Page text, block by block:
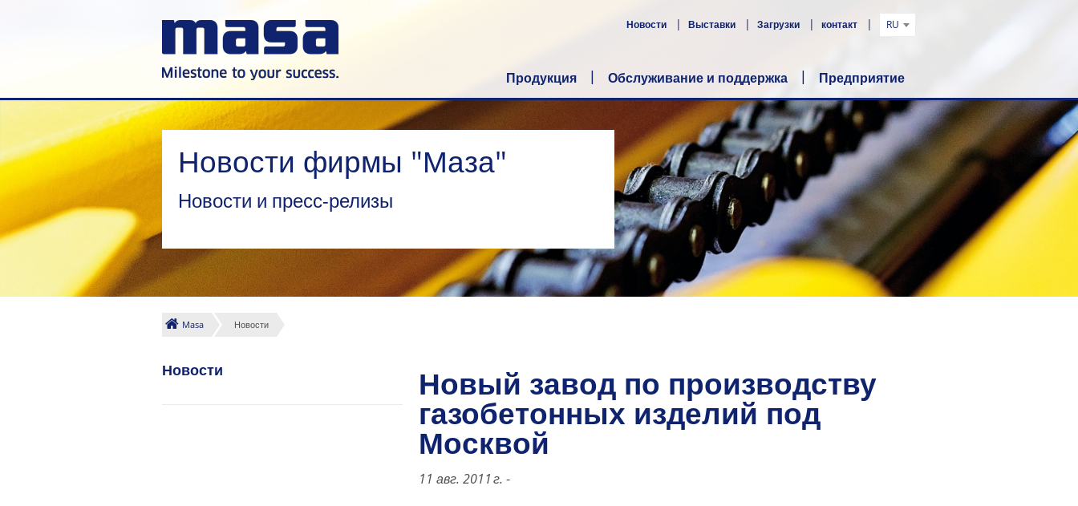
Новости Выставки Загрузки контакт RU
Продукция Обслуживание и поддержка Предприятие
Новости фирмы "Маза"
Новости и пресс-релизы
Masa Новости
Новости Новый завод по производству
газобетонных изделий под
Москвой
11 авг. 2011 г. -